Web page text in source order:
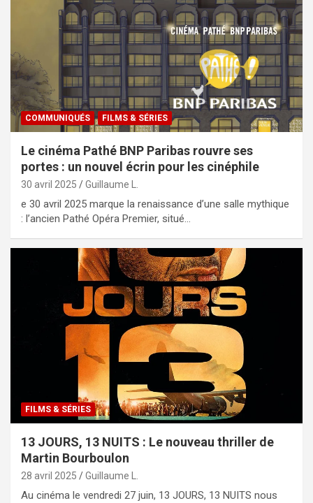
COMMUNIQUÉS FILMS & SÉRIES
Le cinéma Pathé BNP Paribas rouvre ses
portes : un nouvel écrin pour les cinéphile
30 avril 2025 Guillaume L.
e 30 avril 2025 marque la renaissance d’une salle mythique
: l’ancien Pathé Opéra Premier, situé…
FILMS & SÉRIES
13 JOURS, 13 NUITS : Le nouveau thriller de
Martin Bourboulon
28 avril 2025 Guillaume L.
Au cinéma le vendredi 27 juin, 13 JOURS, 13 NUITS nous